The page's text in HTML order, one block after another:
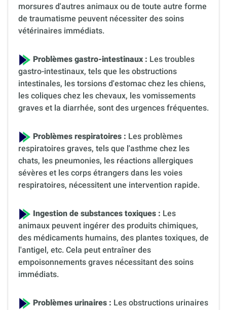
morsures d'autres animaux ou de toute autre forme
de traumatisme peuvent nécessiter des soins
vétérinaires immédiats.
Problèmes gastro-intestinaux : Les troubles
gastro-intestinaux, tels que les obstructions
intestinales, les torsions d'estomac chez les chiens,
les coliques chez les chevaux, les vomissements
graves et la diarrhée, sont des urgences fréquentes.
Problèmes respiratoires : Les problèmes
respiratoires graves, tels que l'asthme chez les
chats, les pneumonies, les réactions allergiques
sévères et les corps étrangers dans les voies
respiratoires, nécessitent une intervention rapide.
Ingestion de substances toxiques : Les
animaux peuvent ingérer des produits chimiques,
des médicaments humains, des plantes toxiques, de
l'antigel, etc. Cela peut entraîner des
empoisonnements graves nécessitant des soins
immédiats.
Problèmes urinaires : Les obstructions urinaires